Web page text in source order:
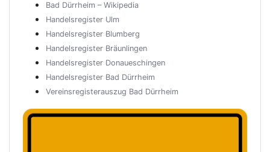
Bad Dürrheim – Wikipedia
Handelsregister Ulm
Handelsregister Blumberg
Handelsregister Bräunlingen
Handelsregister Donaueschingen
Handelsregister Bad Dürrheim
Vereinsregisterauszug Bad Dürrheim